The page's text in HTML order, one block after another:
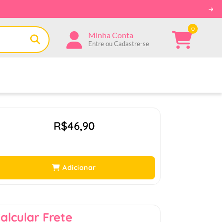
Minha Conta
Entre ou Cadastre-se
0
R$46,90
Adicionar
Frete